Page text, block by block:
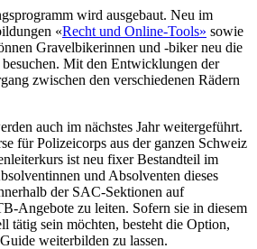
wird ausgebaut. Neu im
«Recht und Online-Tools» sowie
Gravelbikerinnen und -biker neu die
Mit den Entwicklungen der
zwischen den verschiedenen Rädern
auch im nächstes Jahr weitergeführt.
für Polizeicorps aus der ganzen Schweiz
ist neu fixer Bestandteil im
und Absolventen dieses
der SAC-Sektionen auf
Angebote zu leiten. Sofern sie in diesem
tätig sein möchten, besteht die Option,
weiterbilden zu lassen.